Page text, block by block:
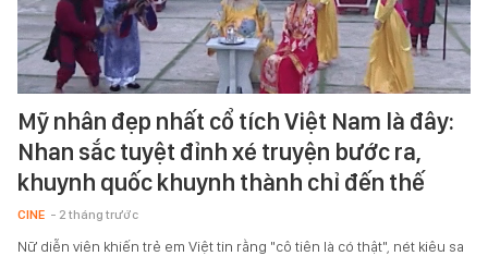
Mỹ nhân đẹp nhất cổ tích Việt Nam là đây:
Nhan sắc tuyệt đỉnh xé truyện bước ra,
khuynh quốc khuynh thành chỉ đến thế
CINE - 2 tháng trước
Nữ diễn viên khiến trẻ em Việt tin rằng "cô tiên là có thật", nét kiêu sa